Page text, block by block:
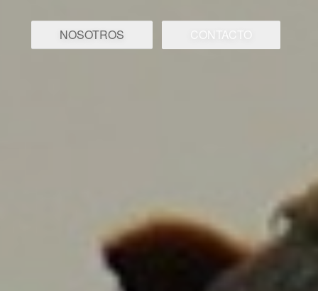
NOSOTROS CONTACTO